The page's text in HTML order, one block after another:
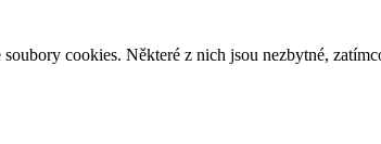
cookies. Některé z nich jsou nezbytné,